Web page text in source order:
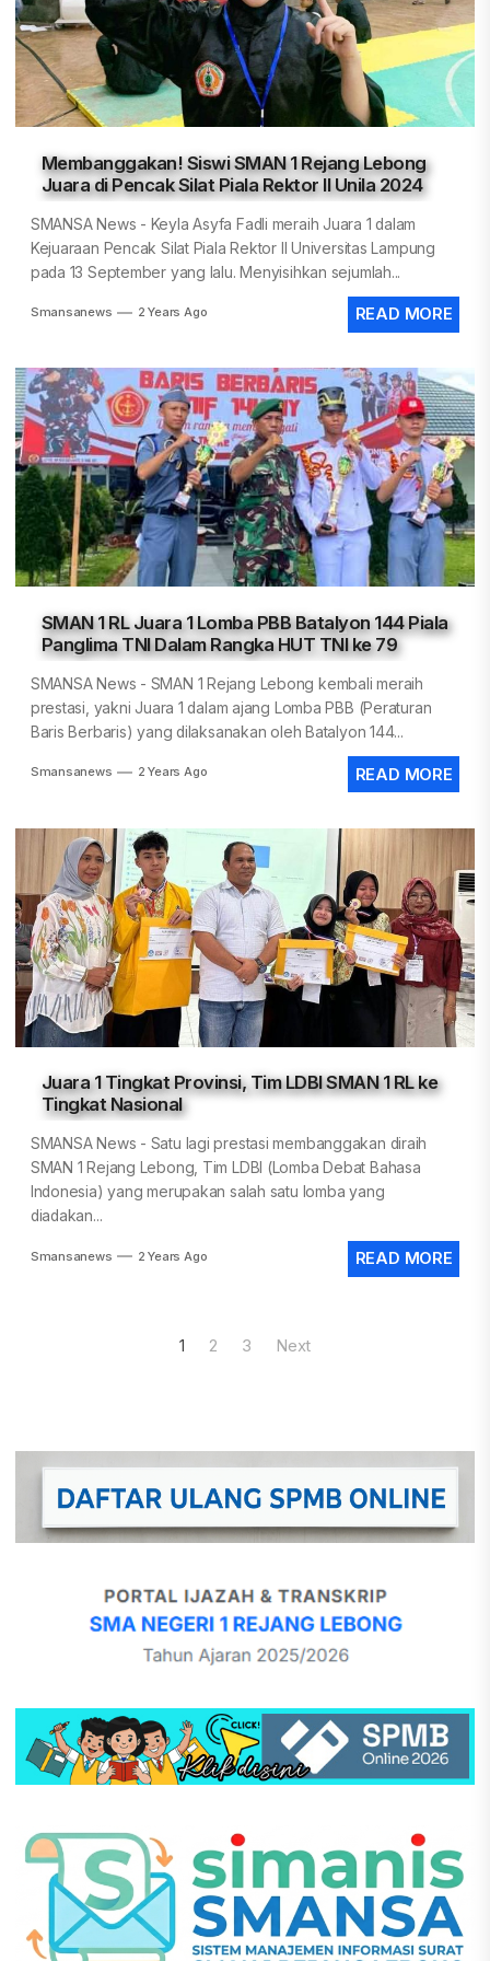
Membanggakan! Siswi SMAN 1 Rejang Lebong
Juara di Pencak Silat Piala Rektor II Unila 2024
SMANSA News - Keyla Asyfa Fadli meraih Juara 1 dalam
Kejuaraan Pencak Silat Piala Rektor II Universitas Lampung
pada 13 September yang lalu. Menyisihkan sejumlah...
Smansanews 2 Years Ago READ MORE
SMAN 1 RL Juara 1 Lomba PBB Batalyon 144 Piala
Panglima TNI Dalam Rangka HUT TNI ke 79
SMANSA News - SMAN 1 Rejang Lebong kembali meraih
prestasi, yakni Juara 1 dalam ajang Lomba PBB (Peraturan
Baris Berbaris) yang dilaksanakan oleh Batalyon 144...
Smansanews 2 Years Ago READ MORE
Juara 1 Tingkat Provinsi, Tim LDBI SMAN 1 RL ke
Tingkat Nasional
SMANSA News - Satu lagi prestasi membanggakan diraih
SMAN 1 Rejang Lebong, Tim LDBI (Lomba Debat Bahasa
Indonesia) yang merupakan salah satu lomba yang
diadakan...
Smansanews 2 Years Ago READ MORE
1 2 3 Next